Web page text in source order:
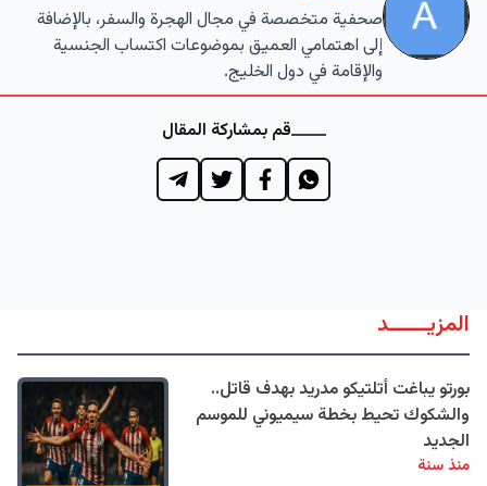
صحفية متخصصة في مجال الهجرة والسفر، بالإضافة
إلى اهتمامي العميق بموضوعات اكتساب الجنسية
والإقامة في دول الخليج.
قم بمشاركة المقال
المزيــــــد
بورتو يباغت أتلتيكو مدريد بهدف قاتل..
والشكوك تحيط بخطة سيميوني للموسم
الجديد
منذ سنة